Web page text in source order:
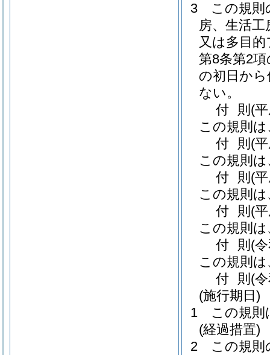
3
この規則
房、生活
又は多目
第8条第2
の初日か
ない。
付 則 (
この規則
付 則 (
この規則
付 則 (
この規則
付 則 (
この規則
付 則 (
この規則
付 則 (
(施行期日)
1
この規則
(経過措置)
2
この規則